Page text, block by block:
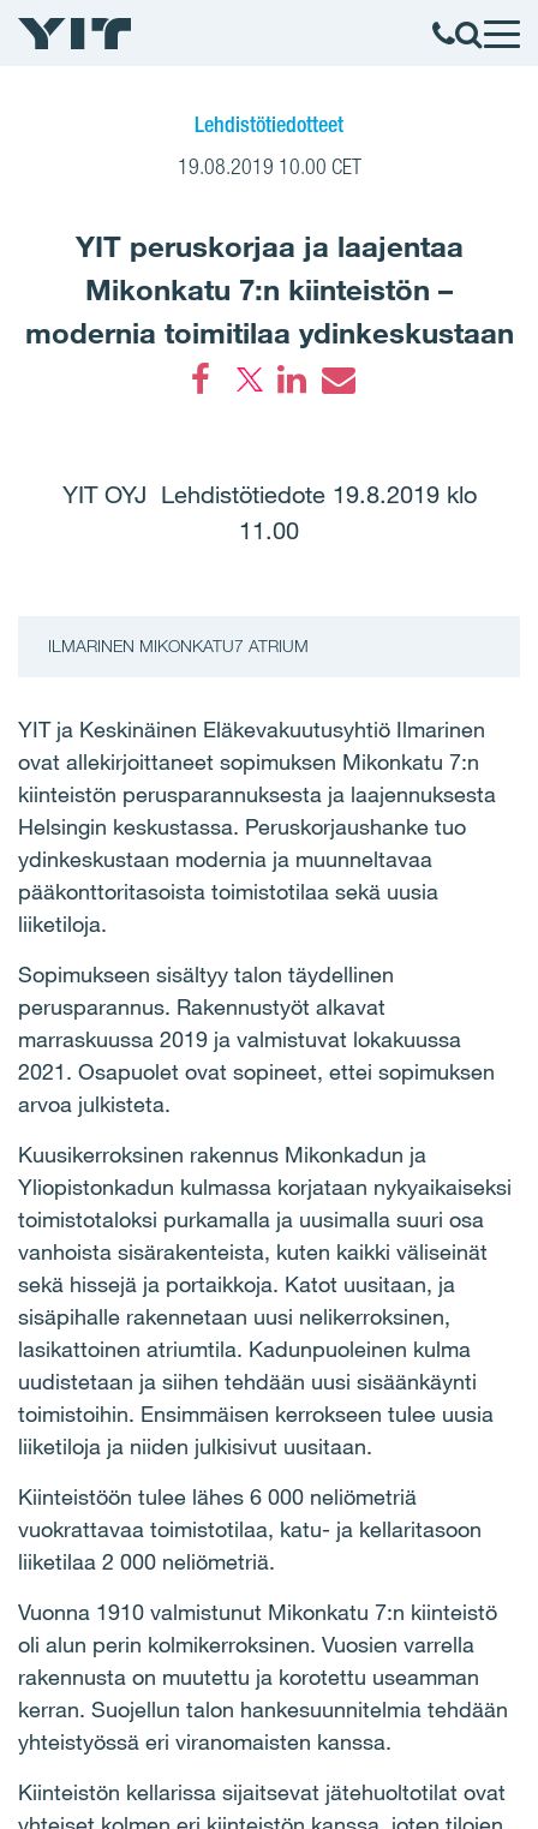
Lehdistötiedotteet
19.08.2019 10.00 CET
YIT peruskorjaa ja laajentaa
Mikonkatu 7:n kiinteistön –
modernia toimitilaa ydinkeskustaan
YIT OYJ Lehdistötiedote 19.8.2019 klo
11.00
ILMARINEN MIKONKATU7 ATRIUM
YIT ja Keskinäinen Eläkevakuutusyhtiö Ilmarinen
ovat allekirjoittaneet sopimuksen Mikonkatu 7:n
kiinteistön perusparannuksesta ja laajennuksesta
Helsingin keskustassa. Peruskorjaushanke tuo
ydinkeskustaan modernia ja muunneltavaa
pääkonttoritasoista toimistotilaa sekä uusia
liiketiloja.
Sopimukseen sisältyy talon täydellinen
perusparannus. Rakennustyöt alkavat
marraskuussa 2019 ja valmistuvat lokakuussa
2021. Osapuolet ovat sopineet, ettei sopimuksen
arvoa julkisteta.
Kuusikerroksinen rakennus Mikonkadun ja
Yliopistonkadun kulmassa korjataan nykyaikaiseksi
toimistotaloksi purkamalla ja uusimalla suuri osa
vanhoista sisärakenteista, kuten kaikki väliseinät
sekä hissejä ja portaikkoja. Katot uusitaan, ja
sisäpihalle rakennetaan uusi nelikerroksinen,
lasikattoinen atriumtila. Kadunpuoleinen kulma
uudistetaan ja siihen tehdään uusi sisäänkäynti
toimistoihin. Ensimmäisen kerrokseen tulee uusia
liiketiloja ja niiden julkisivut uusitaan.
Kiinteistöön tulee lähes 6 000 neliömetriä
vuokrattavaa toimistotilaa, katu- ja kellaritasoon
liiketilaa 2 000 neliömetriä.
Vuonna 1910 valmistunut Mikonkatu 7:n kiinteistö
oli alun perin kolmikerroksinen. Vuosien varrella
rakennusta on muutettu ja korotettu useamman
kerran. Suojellun talon hankesuunnitelmia tehdään
yhteistyössä eri viranomaisten kanssa.
Kiinteistön kellarissa sijaitsevat jätehuoltotilat ovat